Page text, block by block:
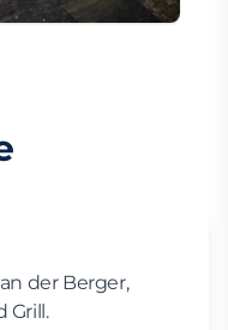
der Berger,
Grill.